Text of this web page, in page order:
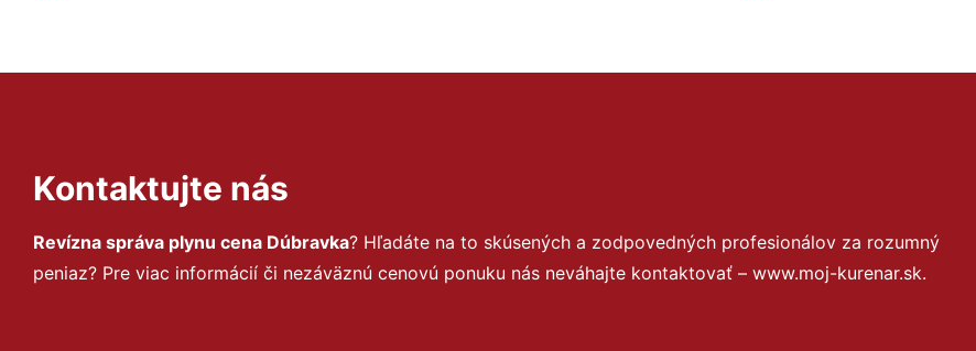
Kontaktujte nás
Revízna správa plynu cena Dúbravka? Hľadáte na to skúsených a zodpovedných profesionálov za rozumný
peniaz? Pre viac informácií či nezáväznú cenovú ponuku nás neváhajte kontaktovať – www.moj-kurenar.sk.